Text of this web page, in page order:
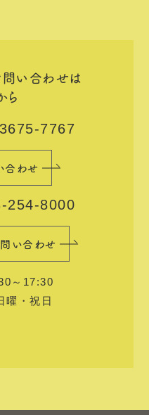
い合わせは
ら
7767
合わせ
254-8000
い合わせ
～17:30
曜・祝日